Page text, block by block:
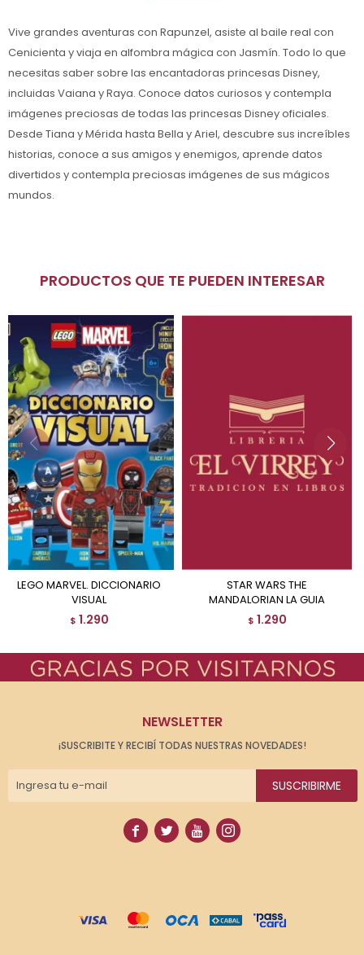
Vive grandes aventuras con Rapunzel, asiste al baile real con
Cenicienta y viaja en alfombra mágica con Jasmín. Todo lo que
necesitas saber sobre las encantadoras princesas Disney,
incluidas Vaiana y Raya. Conoce datos curiosos y contempla
imágenes preciosas de todas las princesas Disney oficiales.
Desde Tiana y Mérida hasta Bella y Ariel, descubre sus increíbles
historias, conoce a sus amigos y enemigos, aprende datos
divertidos y contempla preciosas imágenes de sus mágicos
mundos.
PRODUCTOS QUE TE PUEDEN INTERESAR
LEGO MARVEL. DICCIONARIO
VISUAL
$ 1.290
STAR WARS THE
MANDALORIAN LA GUIA
$ 1.290
NEWSLETTER
¡SUSCRIBITE Y RECIBÍ TODAS NUESTRAS NOVEDADES!
SUSCRIBIRME
   